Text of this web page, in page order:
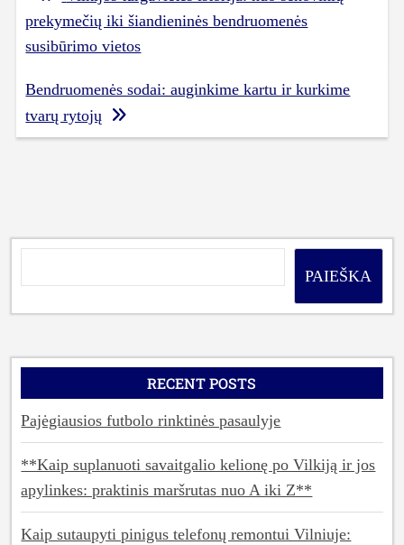
tarp
įrašų
prekymečių iki šiandieninės bendruomenės
susibūrimo vietos
Bendruomenės sodai: auginkime kartu ir kurkime
tvarų rytojų
PAIEŠKA
RECENT POSTS
Pajėgiausios futbolo rinktinės pasaulyje
**Kaip suplanuoti savaitgalio kelionę po Vilkiją ir jos
apylinkes: praktinis maršrutas nuo A iki Z**
Kaip sutaupyti pinigus telefonų remontui Vilniuje: